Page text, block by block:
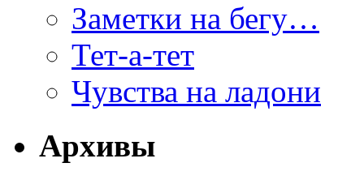
Заметки на бегу…
Тет-а-тет
Чувства на ладони
Архивы